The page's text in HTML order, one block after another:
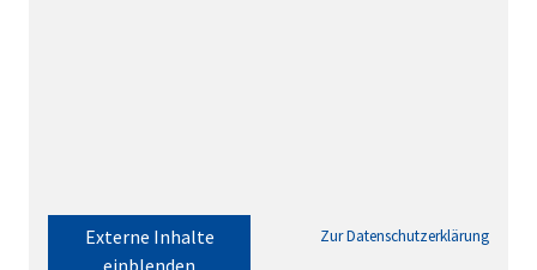
Externe Inhalte
einblenden
Zur Datenschutzerklärung